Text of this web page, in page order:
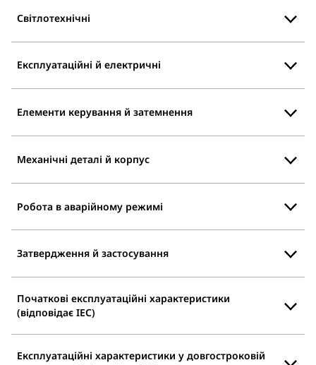
Світлотехнічні
Експлуатаційні й електричні
Елементи керування й затемнення
Механічні деталі й корпус
Робота в аварійному режимі
Затвердження й застосування
Початкові експлуатаційні характеристики
(відповідає IEC)
Експлуатаційні характеристики у довгостроковій